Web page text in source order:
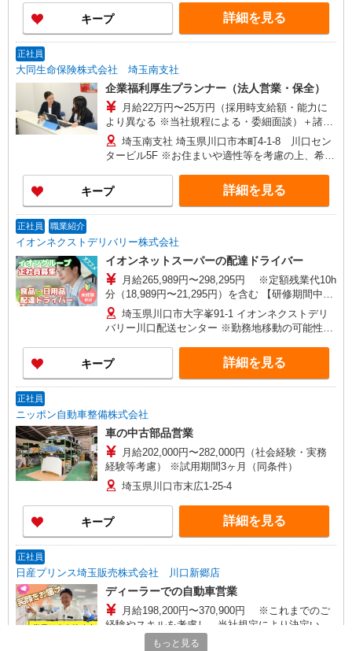
の相当時間：25.0時間/月
キープ 詳細を見る
正社員
大同生命保険株式会社 埼玉南支社
企業福利厚生プランナー（法人営業・保全）
月給22万円〜25万円（採用時支給額・能力に
より異なる ※当社規程による・委細面談）＋諸手
当 ※研修受講手当：8500円
埼玉南支社 埼玉県川口市本町4-1-8 川口セン
タービル5F ※お住まいや適性等を考慮の上、希望
等はホームページよりご確認ください
キープ 詳細を見る
正社員 職業紹介
イオンネクストデリバリー株式会社
イオンネットスーパーの配達ドライバー
月給265,989円〜298,295円 ※定額残業代10h
分（18,989円〜21,295円）を含む 【研修期間中／
1〜2カ月を想定】 月給253,066円 ※定額残業代
10h分（18,066円）を含む 【研修終了〜本配属前
／2〜3カ月を想定】 月給258,451円 ※定額残業
代10h分（18,451円）を含む ※賞与：年２回 昨
年度実績：1.8ヶ月分 ※交通費規定内支給
埼玉県川口市大字峯91-1 イオンネクストデリ
バリー川口配送センター ※勤務地移動の可能性は
キープ 詳細を見る
正社員
ニッポン自動車整備株式会社
車の中古部品営業
月給202,000円〜282,000円（社会経験・実務
経験等考慮） ※試用期間3ヶ月（同条件）
埼玉県川口市末広1-25-4
キープ 詳細を見る
正社員
日産プリンス埼玉販売株式会社 川口新郷店
ディーラーでの自動車営業
月給198,200円〜370,900円 ※これまでのご
経験やスキルを考慮し、当社規定により決定いた
埼玉県川口市江戸袋1－12－8
もっと見る